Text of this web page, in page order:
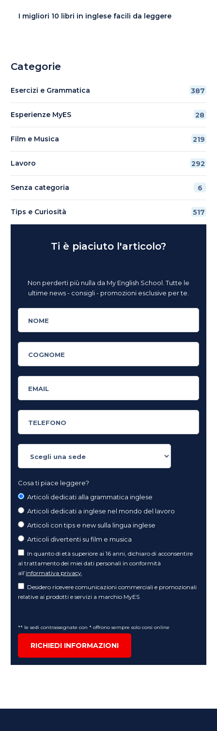
I migliori 10 libri in inglese facili da leggere
Categorie
Esercizi e Grammatica 387
Esperienze MyES 28
Film e Musica 219
Lavoro 292
Senza categoria 6
Tips e Curiosità 517
Ti è piaciuto l'articolo?
Non perderti più nulla da My English School. Tutte le
ultime news - consigli - promozioni esclusive per te.
Cosa ti piace leggere?
Articoli dedicati alla grammatica inglese
Articoli dedicati a inglese nel mondo del lavoro
Articoli con tips e new sulla lingua inglese
Articoli divertenti su film e musica
In quanto di età superiore ai 16 anni, dichiaro di acconsentire
al trattamento dei miei dati personali in conformità
all’informativa privacy
Desidero ricevere comunicazioni commerciali e promozionali
relative ai prodotti e servizi a marchio MyES
** le sedi contrassegnate con * offrono sempre solo corsi online
RICHIEDI INFORMAZIONI